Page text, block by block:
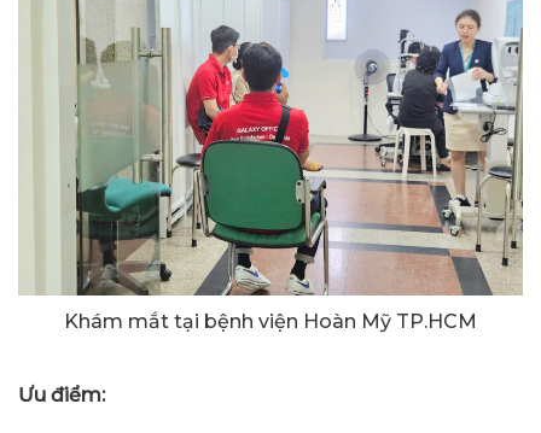
Khám mắt tại bệnh viện Hoàn Mỹ TP.HCM
Ưu điểm: